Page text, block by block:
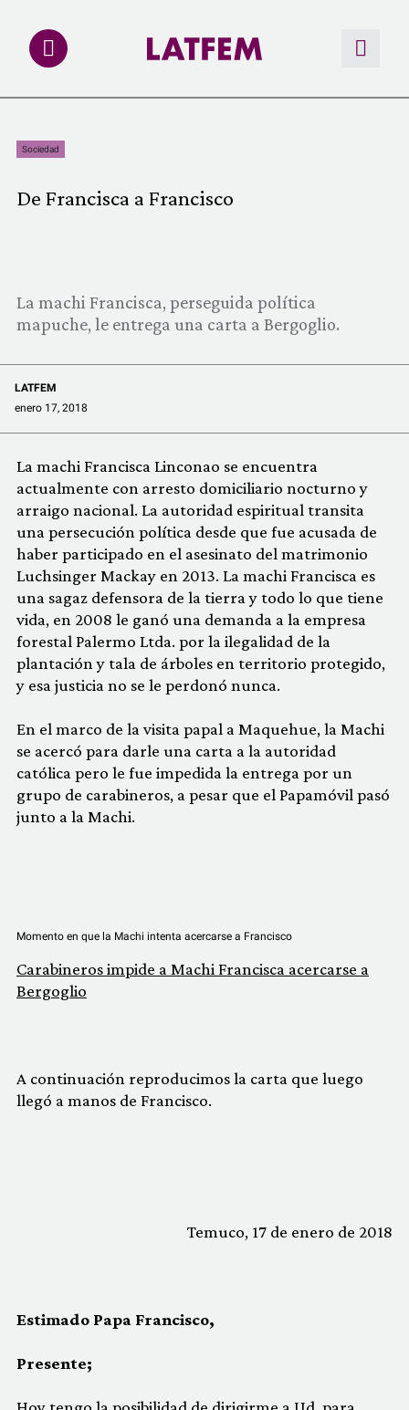
LATFEMLAB.
PRODUCTOS
COMUNIDAD
QUIÉNES SOMOS
Sociedad
De Francisca a Francisco
La machi Francisca, perseguida política
mapuche, le entrega una carta a Bergoglio.
LATFEM
enero 17, 2018
La machi Francisca Linconao se encuentra
actualmente con arresto domiciliario nocturno y
arraigo nacional. La autoridad espiritual transita
una persecución política desde que fue acusada de
haber participado en el asesinato del matrimonio
Luchsinger Mackay en 2013. La machi Francisca es
una sagaz defensora de la tierra y todo lo que tiene
vida, en 2008 le ganó una demanda a la empresa
forestal Palermo Ltda. por la ilegalidad de la
plantación y tala de árboles en territorio protegido,
y esa justicia no se le perdonó nunca.
En el marco de la visita papal a Maquehue, la Machi
se acercó para darle una carta a la autoridad
católica pero le fue impedida la entrega por un
grupo de carabineros, a pesar que el Papamóvil pasó
junto a la Machi.
Momento en que la Machi intenta acercarse a Francisco
Carabineros impide a Machi Francisca acercarse a
Bergoglio
A continuación reproducimos la carta que luego
llegó a manos de Francisco.
Temuco, 17 de enero de 2018
Estimado Papa Francisco,
Presente;